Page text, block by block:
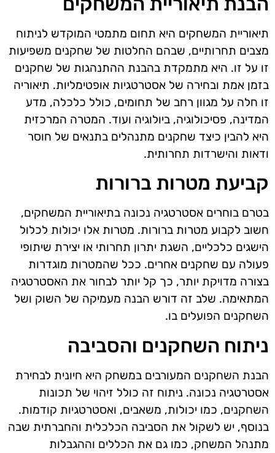
תיאוריית המשחקים היא תחום מתמטי המוקדש לניתוח
מצבים תחרותיים, שבהם החלטות של שחקנים משפיעות
זו על זו. היא מתמקדת בהבנת ההתנהגות של שחקנים
בזמן אמת ובחירה של אסטרטגיות אופטימליות. תיאוריה
זו חלה על מגוון רחב של תחומים, כולל כלכלה, מדע
המדינה, פסיכולוגיה, ביולוגיה ועוד. המטרה המרכזית
היא להבין כיצד שחקנים מתנהלים בתנאים של חוסר
ודאות והישרדות תחרותית.
קביעת מטרות ברורות
בטרם בוחרים אסטרטגיה נכונה בתיאוריית המשחקים,
חשוב לקבוע מטרות ברורות. מטרות אלו יכולות לכלול
הישגים כלכליים, השגת יתרון תחרותי או יצירת שיתופי
פעולה עם שחקנים אחרים. ככל שהמטרות מוגדרות
בצורה מדויקת יותר, כך קל יותר לבחור את האסטרטגיה
המתאימה. שלב זה דורש הבנה מעמיקה של השוק ושל
השחקנים הפועלים בו.
ניתוח השחקנים והסביבה
הבנת השחקנים המעורבים במשחק היא חיונית לבחירת
אסטרטגיה נכונה. ניתוח זה כולל זיהוי של תכונות
השחקנים, כמו יכולות, משאבים, ואסטרטגיות קודמות.
בנוסף, יש לשקול את הסביבה הכלכלית והחברתית שבה
מתנהל המשחק, כמו גם את הכללים וההגבלות